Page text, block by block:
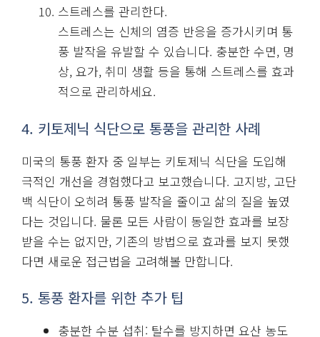
스트레스를 관리한다.
스트레스는 신체의 염증 반응을 증가시키며 통
풍 발작을 유발할 수 있습니다. 충분한 수면, 명
상, 요가, 취미 생활 등을 통해 스트레스를 효과
적으로 관리하세요.
4. 키토제닉 식단으로 통풍을 관리한 사례
미국의 통풍 환자 중 일부는 키토제닉 식단을 도입해
극적인 개선을 경험했다고 보고했습니다. 고지방, 고단
백 식단이 오히려 통풍 발작을 줄이고 삶의 질을 높였
다는 것입니다. 물론 모든 사람이 동일한 효과를 보장
받을 수는 없지만, 기존의 방법으로 효과를 보지 못했
다면 새로운 접근법을 고려해볼 만합니다.
5. 통풍 환자를 위한 추가 팁
충분한 수분 섭취: 탈수를 방지하면 요산 농도